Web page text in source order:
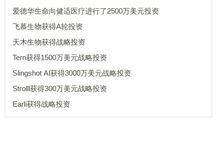
爱德华生命向健适医疗进行了2500万美元投资
飞慕生物获得A轮投资
天木生物获得战略投资
Tern获得1500万美元战略投资
Slingshot AI获得3000万美元战略投资
Strolll获得300万美元战略投资
Earli获得战略投资